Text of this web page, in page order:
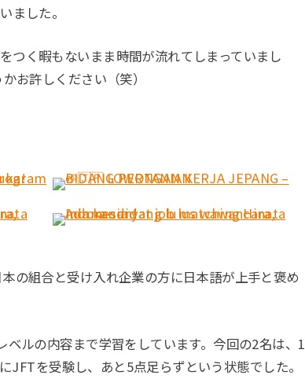
ました。
つく暇もないまま時間が流れてしまっていまし
お許しください（笑）
の組合と受け入れ企業の方に日本語が上手と褒め
ルの内容まで学習をしています。今回の2名は、1
を受験し、あと5点足らずという状態でした。